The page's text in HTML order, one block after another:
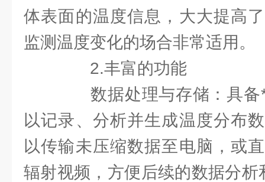
体表面的温度信息，大大提高
监测温度变化的场合非常适用。
2.丰富的功能
数据处理与存储：具备*
以记录、分析并生成温度分布
以传输未压缩数据至电脑，或
辐射视频，方便后续的数据分